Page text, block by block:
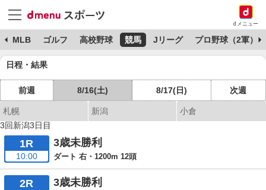
dメニュー
MLB ゴルフ 高校野球 競馬 Jリーグ プロ野球（2軍）
日程・結果
前週 8/16(土) 8/17(日) 次週
札幌 新潟
小倉
3回新潟3日目
1R
10:00
3歳未勝利
ダート 右・1200m 12頭
2R 3歳未勝利